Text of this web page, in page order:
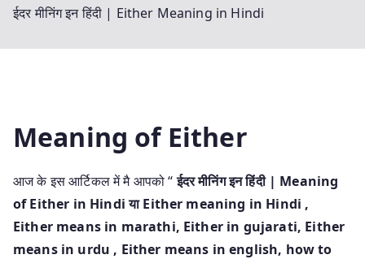
ईदर मीनिंग इन हिंदी | Either Meaning in Hindi
Meaning of Either
आज के इस आर्टिकल में मै आपको “ईदर मीनिंग इन हिंदी | Meaning
of Either in Hindi या Either meaning in Hindi ,
Either means in marathi, Either in gujarati, Either
means in urdu , Either means in english, how to